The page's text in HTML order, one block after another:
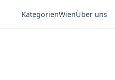
KategorienWienÜber uns